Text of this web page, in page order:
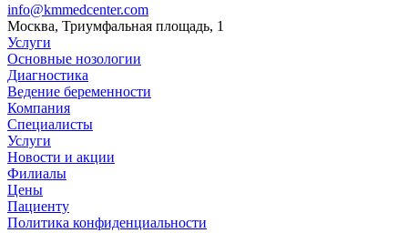
info@kmmedcenter.com
Москва, Триумфальная площадь, 1
Услуги
Основные нозологии
Диагностика
Ведение беременности
Компания
Специалисты
Услуги
Новости и акции
Филиалы
Цены
Пациенту
Политика конфиденциальности